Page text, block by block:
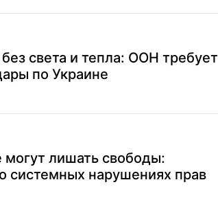
света и тепла: ООН требует
по Украине
лишать свободы:
системных нарушениях прав